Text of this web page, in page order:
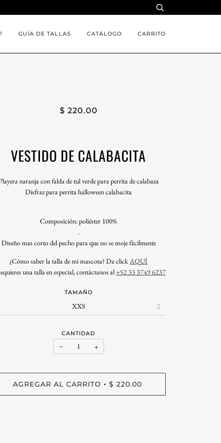
GUÍA DE TALLAS CATÁLOGO CARRITO
$ 220.00
VESTIDO DE CALABACITA
naranja con falda de tul verde para perrita de calabaza
Disfraz para perrita halloween calabacita
Composición: poliéster 100%
.
Diseño mas corto del pecho para que no se moje fácilmente
¿Cómo saber la talla de mi mascota? Da clickAQUÍ
una talla en especial, contáctanos al+52 33 3749 6237
TAMAÑO
CANTIDAD
− +
AGREGAR AL CARRITO • $ 220.00